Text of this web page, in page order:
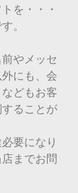
を・・・
。
やメッセ
にも、会
どもお客
ることが
要になり
までお問